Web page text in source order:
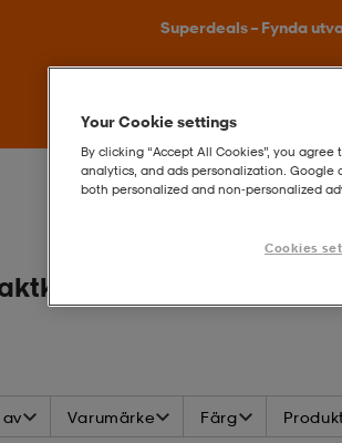
Superdeals – Fynda
Varumärke Färg
Your Cookie settings
By clicking “Accept All Cookies”, you
analytics, and ads personalization.
both personalized and non‑personalized
Cookies